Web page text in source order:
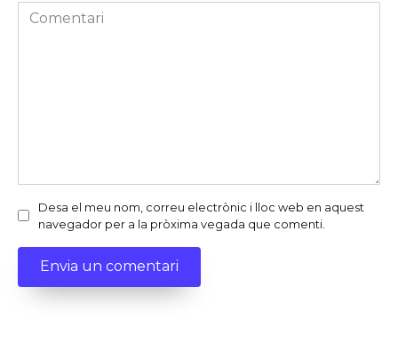
Comentari
Desa el meu nom, correu electrònic i lloc web en aquest
navegador per a la pròxima vegada que comenti.